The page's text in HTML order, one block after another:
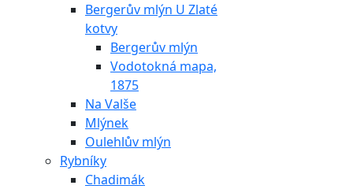
Bergerův mlýn U Zlaté
kotvy
Bergerův mlýn
Vodotokná mapa,
1875
Na Valše
Mlýnek
Oulehlův mlýn
Rybníky
Chadimák